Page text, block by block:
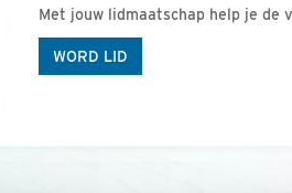
Met jouw lidmaatschap help je de
WORD LID